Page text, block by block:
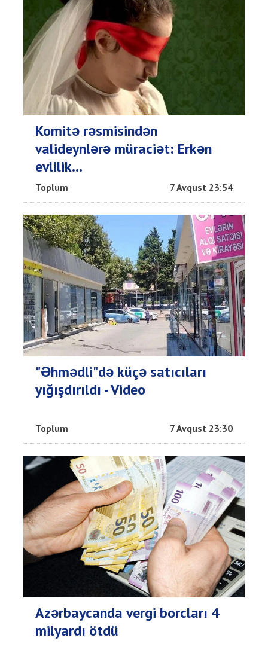
Komitə rəsmisindən
valideynlərə müraciət: Erkən
evlilik...
Toplum 7 Avqust 23:54
"Əhmədli"də küçə satıcıları
yığışdırıldı - Video
Toplum 7 Avqust 23:30
Azərbaycanda vergi borcları 4
milyardı ötdü